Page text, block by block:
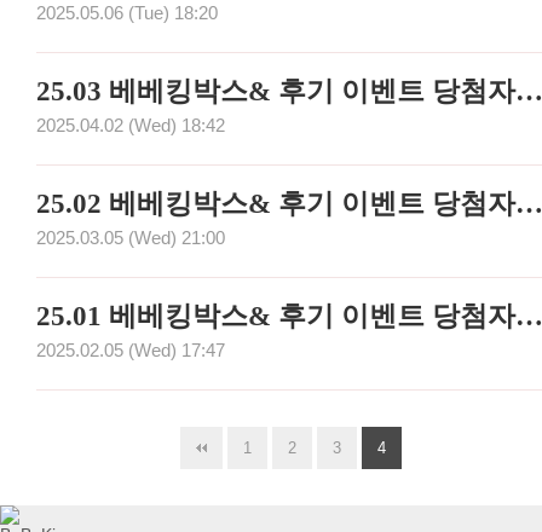
2025.05.06 (Tue) 18:20
25.03 베베킹박스& 후기 이벤트 당첨자 발표
2025.04.02 (Wed) 18:42
25.02 베베킹박스& 후기 이벤트 당첨자 발표
2025.03.05 (Wed) 21:00
25.01 베베킹박스& 후기 이벤트 당첨자 발표
2025.02.05 (Wed) 17:47
1 2 3 4